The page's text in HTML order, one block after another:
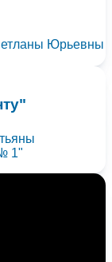
Юрьевны
1"